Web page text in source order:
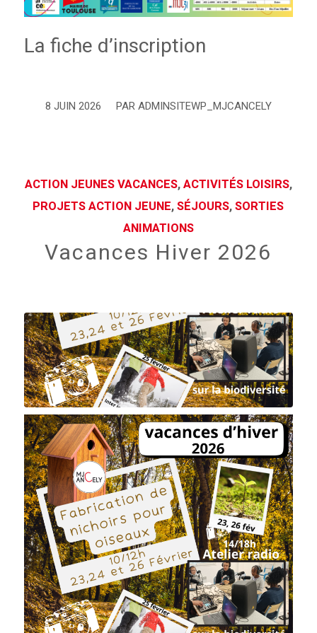
La fiche d’inscription
8 JUIN 2026
/ PARADMINSITEWP_MJCANCELY
ACTION JEUNES VACANCES,ACTIVITÉS LOISIRS,
PROJETS ACTION JEUNE,SÉJOURS,SORTIES
ANIMATIONS
Vacances Hiver 2026